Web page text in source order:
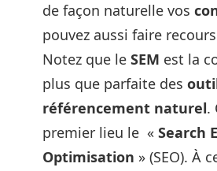
de façon naturelle vos
pouvez aussi faire
Notez que le SEM est la
plus que parfaite des
référencement naturel.
premier lieu le « Search
Optimisation » (SEO). À